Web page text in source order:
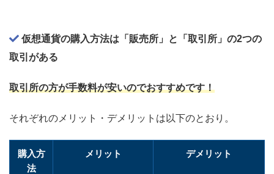
仮想通貨の購入方法は「販売所」と「取引所」の2つの
取引がある
取引所の方が手数料が安いのでおすすめです！
それぞれのメリット・デメリットは以下のとおり。
購入方
法
メリット デメリット